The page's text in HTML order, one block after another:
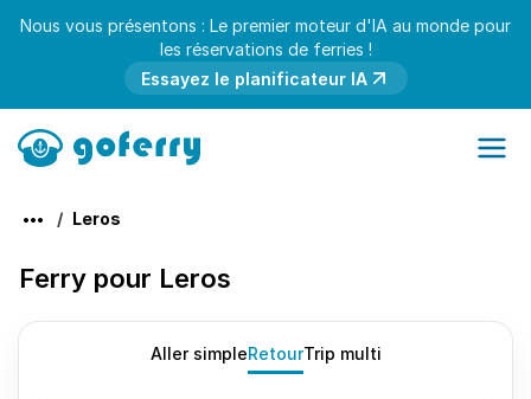
Nous vous présentons : Le premier moteur d'IA au monde pour
les réservations de ferries !
Essayez le planificateur IA
Leros
Ferry pour Leros
Aller simpleRetourTrip multi